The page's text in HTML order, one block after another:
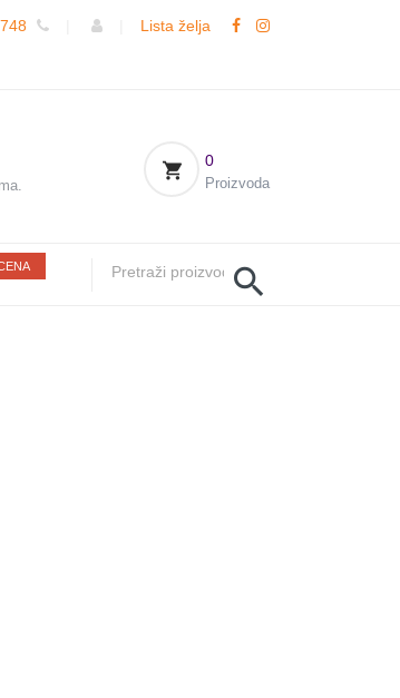
Lista želja
0
Proizvoda